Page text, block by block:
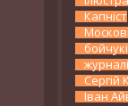
Капніст
Сергій
Іван